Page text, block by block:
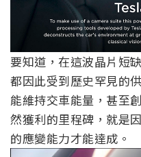
要知道，在這波晶片短
都因此受到歷史罕見的
能維持交車能量，甚至
然獲利的里程碑，就是
的應變能力才能達成。